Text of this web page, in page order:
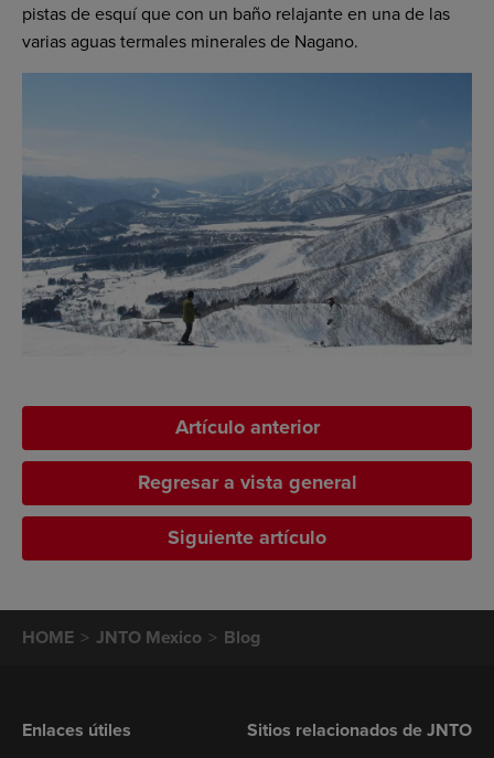
pistas de esquí que con un baño relajante en una de las
varias aguas termales minerales de Nagano.
Artículo anterior
Regresar a vista general
Siguiente artículo
HOME JNTO Mexico Blog
Enlaces útiles Sitios relacionados de JNTO